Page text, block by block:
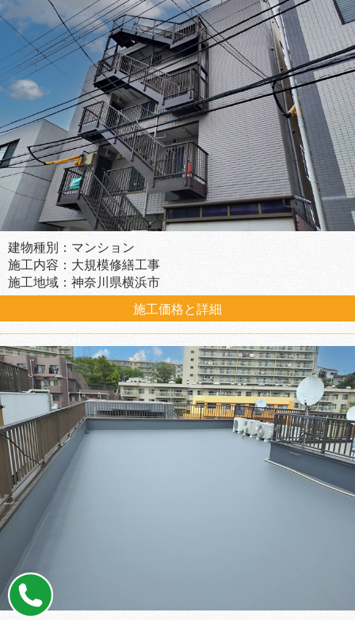
建物種別：マンション
施工内容：大規模修繕工事
施工地域：神奈川県横浜市
施工価格と詳細